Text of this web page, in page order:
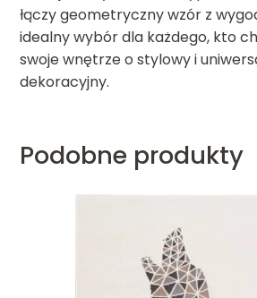
łączy geometryczny wzór z
idealny wybór dla każdego, kto
swoje wnętrze o stylowy i
dekoracyjny.
Podobne produkty